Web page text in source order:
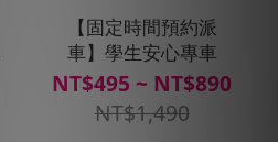
【固定時間預約派
車】學生安心專車
NT$495 ~ NT$890
NT$1,490